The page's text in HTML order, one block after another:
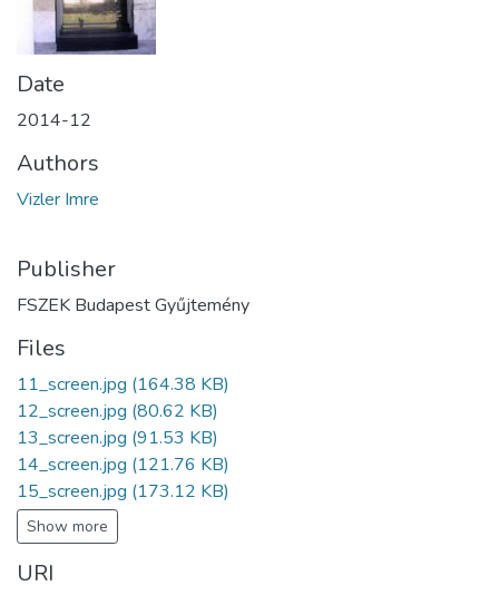
Date
2014-12
Authors
Vizler Imre
Publisher
FSZEK Budapest Gyűjtemény
Files
11_screen.jpg (164.38 KB)
12_screen.jpg (80.62 KB)
13_screen.jpg (91.53 KB)
14_screen.jpg (121.76 KB)
15_screen.jpg (173.12 KB)
Show more
URI